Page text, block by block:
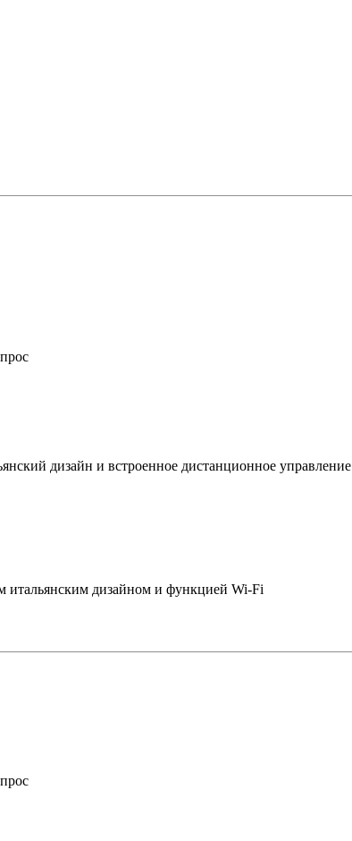
дизайн и встроенное дистанционное управление
итальянским дизайном и функцией Wi-Fi